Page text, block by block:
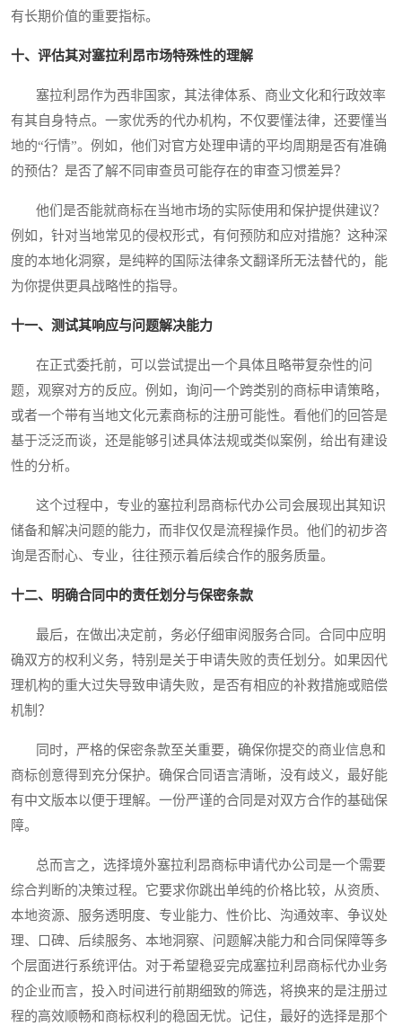
有长期价值的重要指标。
十、评估其对塞拉利昂市场特殊性的理解
塞拉利昂作为西非国家，其法律体系、商业文化和行政效率
有其自身特点。一家优秀的代办机构，不仅要懂法律，还要懂当
地的“行情”。例如，他们对官方处理申请的平均周期是否有准确
的预估？是否了解不同审查员可能存在的审查习惯差异？
他们是否能就商标在当地市场的实际使用和保护提供建议？
例如，针对当地常见的侵权形式，有何预防和应对措施？这种深
度的本地化洞察，是纯粹的国际法律条文翻译所无法替代的，能
为你提供更具战略性的指导。
十一、测试其响应与问题解决能力
在正式委托前，可以尝试提出一个具体且略带复杂性的问
题，观察对方的反应。例如，询问一个跨类别的商标申请策略，
或者一个带有当地文化元素商标的注册可能性。看他们的回答是
基于泛泛而谈，还是能够引述具体法规或类似案例，给出有建设
性的分析。
这个过程中，专业的塞拉利昂商标代办公司会展现出其知识
储备和解决问题的能力，而非仅仅是流程操作员。他们的初步咨
询是否耐心、专业，往往预示着后续合作的服务质量。
十二、明确合同中的责任划分与保密条款
最后，在做出决定前，务必仔细审阅服务合同。合同中应明
确双方的权利义务，特别是关于申请失败的责任划分。如果因代
理机构的重大过失导致申请失败，是否有相应的补救措施或赔偿
机制？
同时，严格的保密条款至关重要，确保你提交的商业信息和
商标创意得到充分保护。确保合同语言清晰，没有歧义，最好能
有中文版本以便于理解。一份严谨的合同是对双方合作的基础保
障。
总而言之，选择境外塞拉利昂商标申请代办公司是一个需要
综合判断的决策过程。它要求你跳出单纯的价格比较，从资质、
本地资源、服务透明度、专业能力、性价比、沟通效率、争议处
理、口碑、后续服务、本地洞察、问题解决能力和合同保障等多
个层面进行系统评估。对于希望稳妥完成塞拉利昂商标代办业务
的企业而言，投入时间进行前期细致的筛选，将换来的是注册过
程的高效顺畅和商标权利的稳固无忧。记住，最好的选择是那个